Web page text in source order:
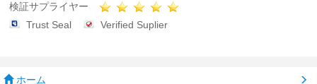
検証サプライヤー
Trust Seal
Verified Suplier
ホーム